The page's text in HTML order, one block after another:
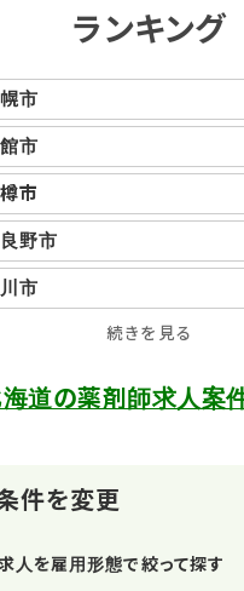
ランキング
市
市
市
野市
市
続きを見る
道の薬剤師求人案
件を変更
人を雇用形態で絞って探す